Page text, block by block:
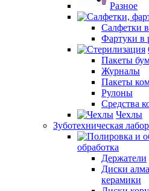
Разное
Салфетки
Фартуки в
Пакеты
Журналы
Пакеты
Рулоны
Средства
Чехлы
Зуботехническая
обработка
Держатели
Диски
керамики